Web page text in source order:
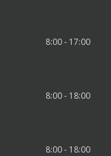
8:00 - 17:00
8:00 - 18:00
8:00 - 18:00